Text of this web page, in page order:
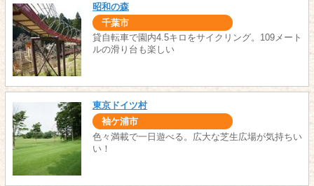
昭和の森
千葉市
貸自転車で園内4.5キロをサイクリング。109メート
ルの滑り台も楽しい
東京ドイツ村
袖ケ浦市
色々満載で一日遊べる。広大な芝生広場が気持ちい
い！